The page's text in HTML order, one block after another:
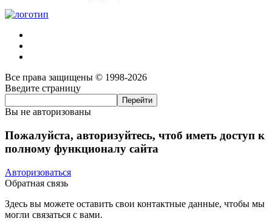
Все права защищены © 1998-2026
Введите страницу
Вы не авторизованы
Пожалуйста, авторизуйтесь, чтоб иметь доступ к
полному функционалу сайта
Авторизоваться
Обратная связь
Здесь вы можете оставить свои контактные данные, чтобы мы
могли связаться с вами.